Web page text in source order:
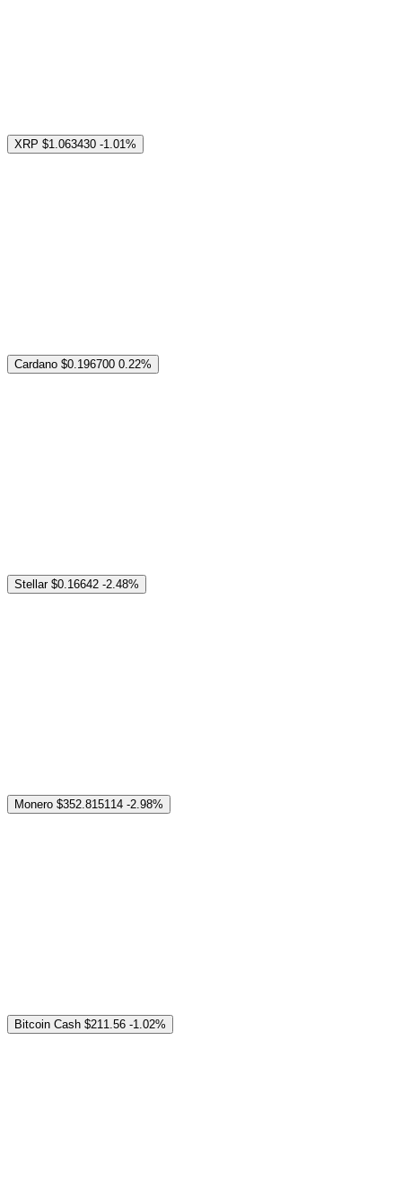
XRP $1.063430 -1.01%
Cardano $0.196700 0.22%
Stellar $0.16642 -2.48%
Monero $352.815114 -2.98%
Bitcoin Cash $211.56 -1.02%